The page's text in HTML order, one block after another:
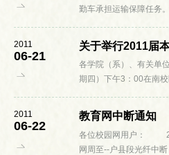
勤车承担运输保障任务
2011
06-21
关于举行2011届
各学院（系）、有
期四）下午3：00在南
一、参会人员 ...
2011
06-22
教育网中断通知
各位校园网用户：
网周至--户县段光纤中